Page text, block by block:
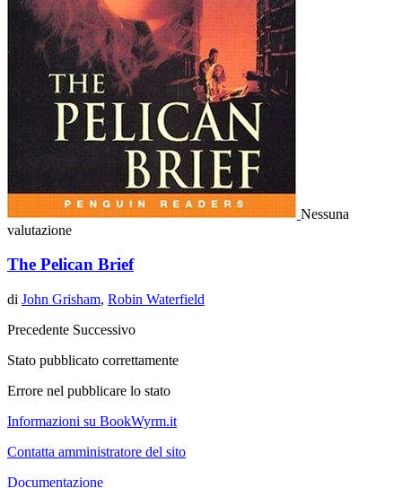
Nessuna
valutazione
The Pelican Brief
di John Grisham, Robin Waterfield
Precedente Successivo
Stato pubblicato correttamente
Errore nel pubblicare lo stato
Informazioni su BookWyrm.it
Contatta amministratore del sito
Documentazione